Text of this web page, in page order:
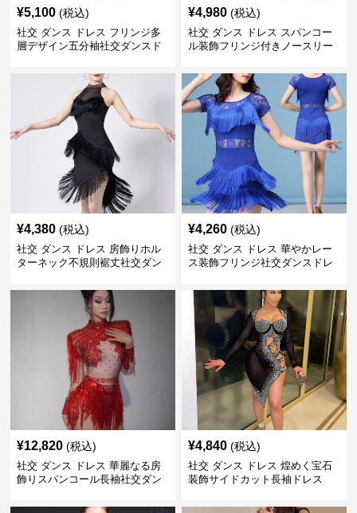
¥5,100 (税込)
社交 ダンス ドレス フリンジ多
層デザイン五分袖社交ダンスド
¥4,980 (税込)
社交 ダンス ドレス スパンコー
ル装飾フリンジ付きノースリー
¥4,380 (税込)
社交 ダンス ドレス 房飾りホル
ターネック不規則裾丈社交ダン
¥4,260 (税込)
社交 ダンス ドレス 華やかレー
ス装飾フリンジ社交ダンスドレ
¥12,820 (税込)
社交 ダンス ドレス 華麗なる房
飾りスパンコール長袖社交ダン
¥4,840 (税込)
社交 ダンス ドレス 煌めく宝石
装飾サイドカット長袖ドレス